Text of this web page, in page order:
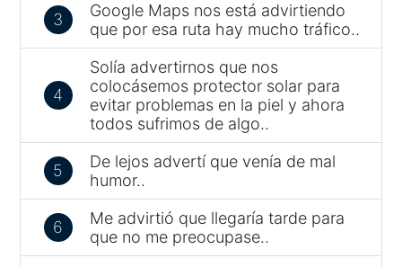
3
Google Maps nos está advirtiendo
que por esa ruta hay mucho tráfico..
4
Solía advertirnos que nos
colocásemos protector solar para
evitar problemas en la piel y ahora
todos sufrimos de algo..
5
De lejos advertí que venía de mal
humor..
6
Me advirtió que llegaría tarde para
que no me preocupase..